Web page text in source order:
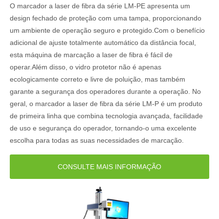
Máquina de marcação a laser de fibra fechada LM-P
O marcador a laser de fibra da série LM-PE apresenta um
design fechado de proteção com uma tampa, proporcionando
um ambiente de operação seguro e protegido.Com o benefício
adicional de ajuste totalmente automático da distância focal,
esta máquina de marcação a laser de fibra é fácil de
operar.Além disso, o vidro protetor não é apenas
ecologicamente correto e livre de poluição, mas também
garante a segurança dos operadores durante a operação. No
geral, o marcador a laser de fibra da série LM-P é um produto
de primeira linha que combina tecnologia avançada, facilidade
de uso e segurança do operador, tornando-o uma excelente
escolha para todas as suas necessidades de marcação.
CONSULTE MAIS INFORMAÇÃO